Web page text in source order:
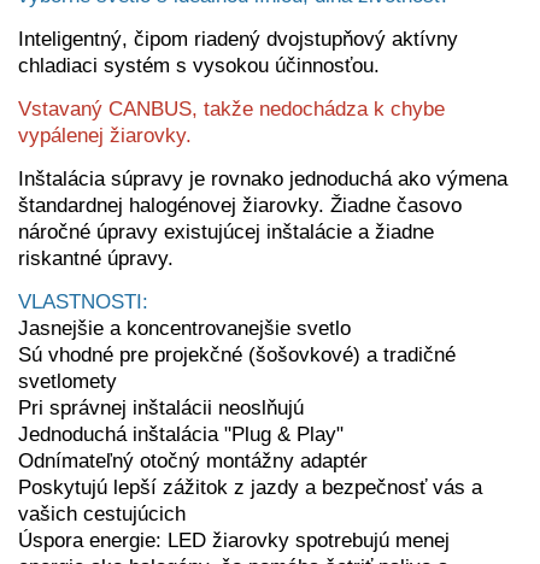
Inteligentný, čipom riadený dvojstupňový aktívny
chladiaci systém s vysokou účinnosťou.
Vstavaný CANBUS, takže nedochádza k chybe
vypálenej žiarovky.
Inštalácia súpravy je rovnako jednoduchá ako výmena
štandardnej halogénovej žiarovky. Žiadne časovo
náročné úpravy existujúcej inštalácie a žiadne
riskantné úpravy.
VLASTNOSTI:
Jasnejšie a koncentrovanejšie svetlo
Sú vhodné pre projekčné (šošovkové) a tradičné
svetlomety
Pri správnej inštalácii neoslňujú
Jednoduchá inštalácia "Plug & Play"
Odnímateľný otočný montážny adaptér
Poskytujú lepší zážitok z jazdy a bezpečnosť vás a
vašich cestujúcich
Úspora energie: LED žiarovky spotrebujú menej